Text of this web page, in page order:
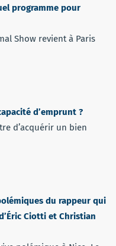
programme pour
Show revient à Paris
d’emprunt ?
d’acquérir un bien
du rappeur qui
Ciotti et Christian